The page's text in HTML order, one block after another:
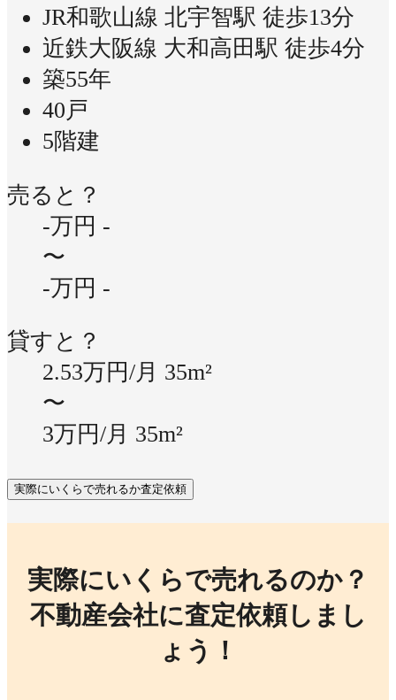
JR和歌山線 北宇智駅 徒歩13分
近鉄大阪線 大和高田駅 徒歩4分
築55年
40戸
5階建
売ると？
-万円 -
〜
-万円 -
貸すと？
2.53万円/月 35m²
〜
3万円/月 35m²
実際にいくらで売れるか査定依頼
実際にいくらで売れるのか？
不動産会社に査定依頼しまし
ょう！